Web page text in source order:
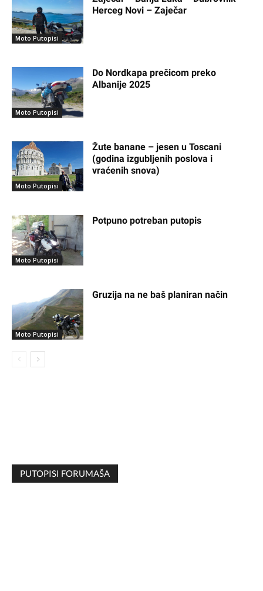
Moto Putopisi
Herceg Novi – Zaječar
Moto Putopisi
Do Nordkapa prečicom preko
Albanije 2025
Moto Putopisi
Žute banane – jesen u Toscani
(godina izgubljenih poslova i
vraćenih snova)
Moto Putopisi
Potpuno potreban putopis
Moto Putopisi
Gruzija na ne baš planiran način
PUTOPISI FORUMAŠA